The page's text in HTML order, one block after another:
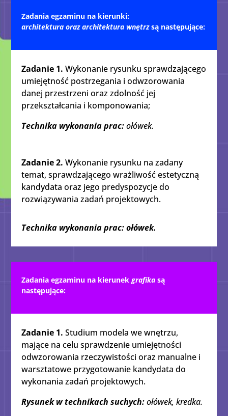
Zadania egzaminu na kierunki:
architektura oraz architektura wnętrzsą następujące:
Zadanie 1. Wykonanie rysunku sprawdzającego
umiejętność postrzegania i odwzorowania
danej przestrzeni oraz zdolność jej
przekształcania i komponowania;
Technika wykonania prac:ołówek.
Zadanie 2. Wykonanie rysunku na zadany
temat, sprawdzającego wrażliwość estetyczną
kandydata oraz jego predyspozycje do
rozwiązywania zadań projektowych.
Technika wykonania prac: ołówek.
Zadania egzaminu na kierunekgrafikasą
następujące:
Zadanie 1. Studium modela we wnętrzu,
mające na celu sprawdzenie umiejętności
odwzorowania rzeczywistości oraz manualne i
warsztatowe przygotowanie kandydata do
wykonania zadań projektowych.
Rysunek w technikach suchych:ołówek, kredka.